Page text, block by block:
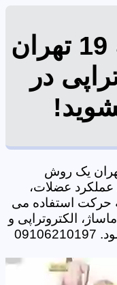
اگر ساکن منطقه 19 تهران
در
در منزل در منطقه 19 تهران یک روش
عملکرد عضلات،
استفاده می
الکتروتراپی و
سایر ابزارهای فیزیک درمانی می شود. 09106210197